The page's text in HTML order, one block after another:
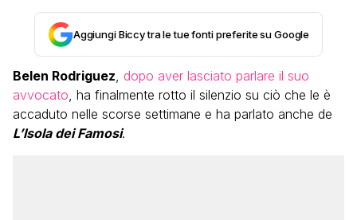
Aggiungi Biccy tra le tue fonti preferite su Google
Belen Rodriguez, dopo aver lasciato parlare il suo
avvocato, ha finalmente rotto il silenzio su ciò che le è
accaduto nelle scorse settimane e ha parlato anche de
L’Isola dei Famosi.